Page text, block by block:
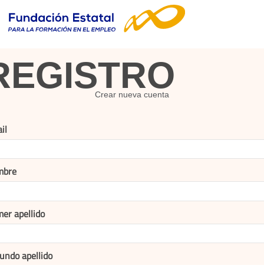
Crear nueva cuenta
apellido
apellido